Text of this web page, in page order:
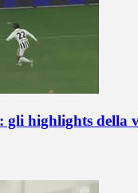
gli highlights della